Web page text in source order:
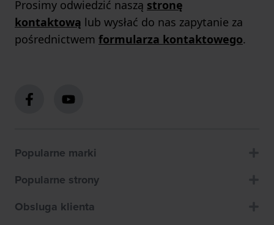
Prosimy odwiedzić naszą stronę
kontaktową lub wysłać do nas zapytanie za
pośrednictwem formularza kontaktowego.
Popularne marki
Popularne strony
Obsluga klienta